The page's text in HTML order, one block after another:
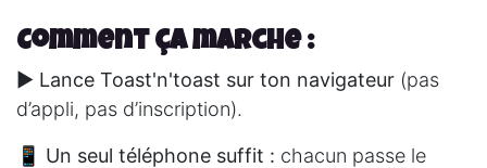
Comment ça marche :
▶️ Lance Toast'n'toast sur ton navigateur (pas
d’appli, pas d’inscription).
📱 Un seul téléphone suffit : chacun passe le